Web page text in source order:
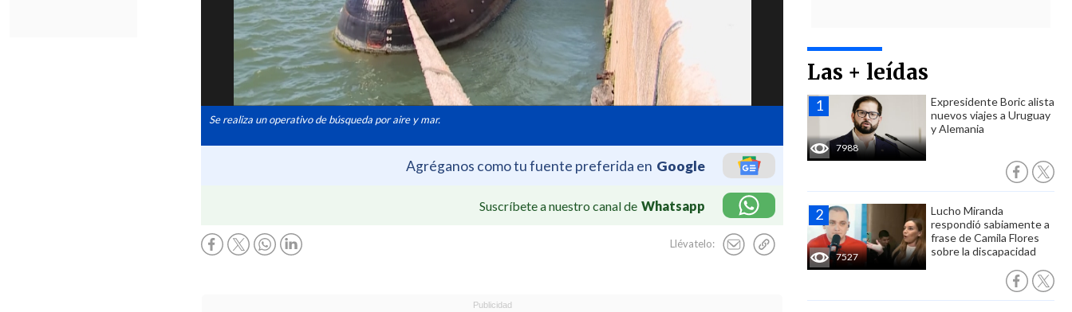
Se realiza un operativo de búsqueda por aire y mar.
Agréganos como tu fuente preferida en Google
Suscríbete a nuestro canal de Whatsapp
Llévatelo:
Las + leídas
7988
Expresidente Boric alista
nuevos viajes a Uruguay
y Alemania
7527
Lucho Miranda
respondió sabiamente a
frase de Camila Flores
sobre la discapacidad